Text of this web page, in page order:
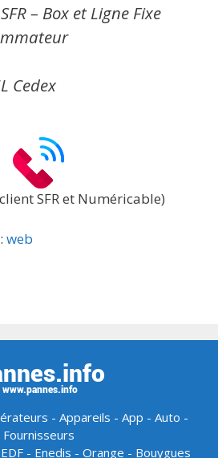
– Box et Ligne Fixe
Cedex
SFR et Numéricable)
: web
- Appareils - App - Auto -
Fournisseurs
EDF- Enedis - Orange - Bouygues